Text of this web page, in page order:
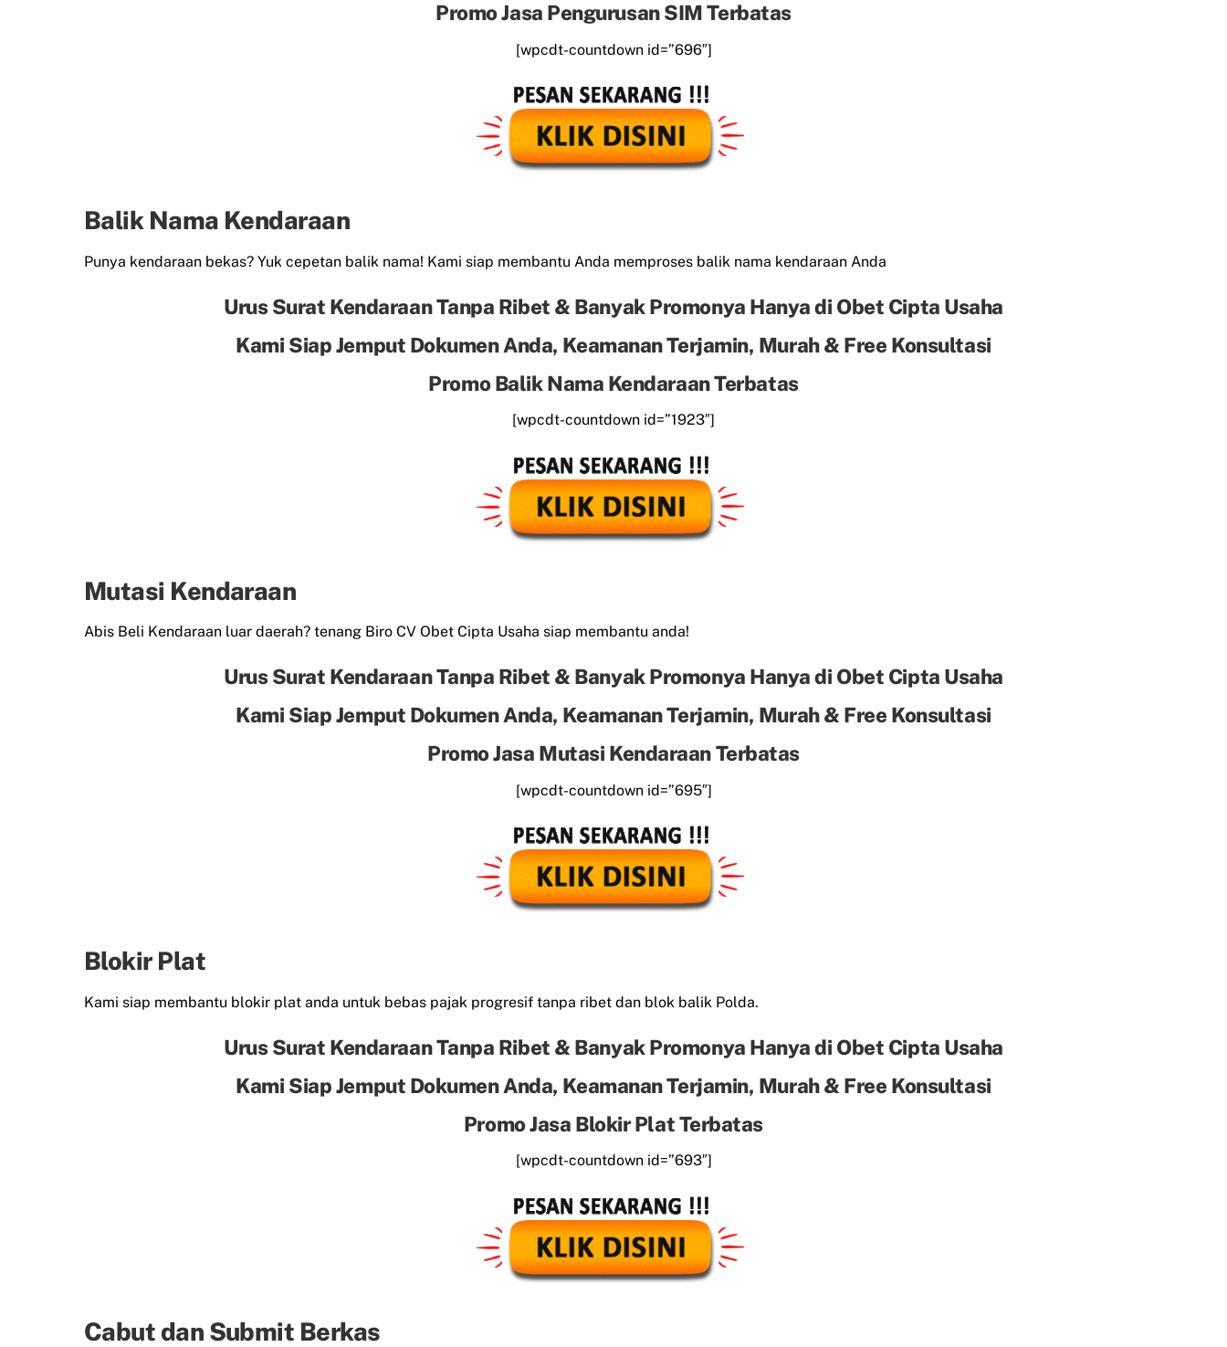
Promo Jasa Pengurusan SIM Terbatas
[wpcdt-countdown id=”696″]
Balik Nama Kendaraan
Punya kendaraan bekas? Yuk cepetan balik nama! Kami siap membantu Anda memproses balik nama kendaraan Anda
Urus Surat Kendaraan Tanpa Ribet & Banyak Promonya Hanya di Obet Cipta Usaha
Kami Siap Jemput Dokumen Anda, Keamanan Terjamin, Murah & Free Konsultasi
Promo Balik Nama Kendaraan Terbatas
[wpcdt-countdown id=”1923″]
Mutasi Kendaraan
Abis Beli Kendaraan luar daerah? tenang Biro CV Obet Cipta Usaha siap membantu anda!
Urus Surat Kendaraan Tanpa Ribet & Banyak Promonya Hanya di Obet Cipta Usaha
Kami Siap Jemput Dokumen Anda, Keamanan Terjamin, Murah & Free Konsultasi
Promo Jasa Mutasi Kendaraan Terbatas
[wpcdt-countdown id=”695″]
Blokir Plat
Kami siap membantu blokir plat anda untuk bebas pajak progresif tanpa ribet dan blok balik Polda.
Urus Surat Kendaraan Tanpa Ribet & Banyak Promonya Hanya di Obet Cipta Usaha
Kami Siap Jemput Dokumen Anda, Keamanan Terjamin, Murah & Free Konsultasi
Promo Jasa Blokir Plat Terbatas
[wpcdt-countdown id=”693″]
Cabut dan Submit Berkas